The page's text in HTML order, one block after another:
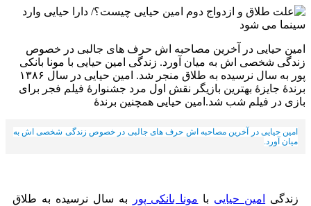
امین حیایی در آخرین مصاحبه اش حرف های جالبی در خصوص
زندگی شخصی اش به میان آورد. زندگی امین حیایی با مونا بانکی
پور به سال نرسیده به طلاق منجر شد. امین حیایی در سال ۱۳۸۶
برندهٔ جایزهٔ بهترین بازیگر نقش اول مرد جشنوارهٔ فیلم فجر برای
بازی در فیلم شب شد.امین حیایی همچنین برندهٔ
امین حیایی در آخرین مصاحبه اش حرف های جالبی در خصوص زندگی شخصی اش به
میان آورد.
زندگی امین حیایی با مونا بانکی پور
به سال نرسیده به طلاق